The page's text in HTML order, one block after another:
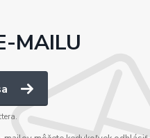
MAILU